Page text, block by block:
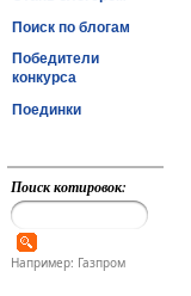
Поиск по блогам
Победители
конкурса
Поединки
Поиск котировок:
Например: Газпром